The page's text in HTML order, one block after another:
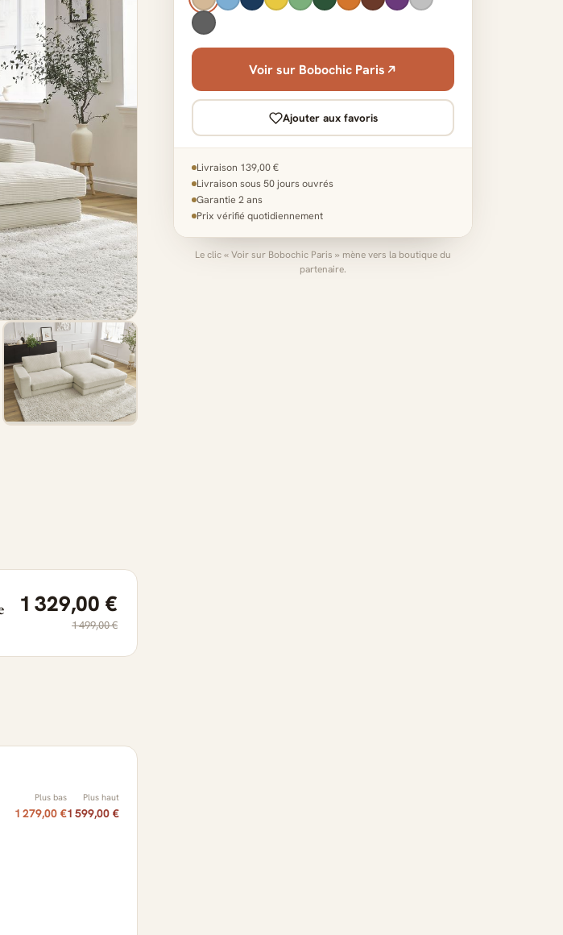
1 329,00 €
1 499,00 €
Plus bas
1 279,00 €
Plus haut
1 599,00 €
Voir sur Bobochic Paris
Ajouter aux favoris
Livraison 139,00 €
Livraison sous 50 jours ouvrés
Garantie 2 ans
Prix vérifié quotidiennement
Le clic « Voir sur Bobochic Paris » mène vers la boutique du
partenaire.